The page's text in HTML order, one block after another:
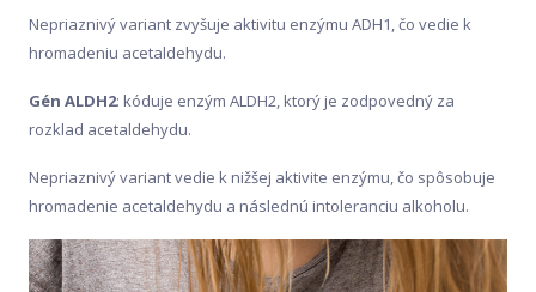
Nepriaznivý variant zvyšuje aktivitu enzýmu ADH1, čo vedie k
hromadeniu acetaldehydu.
Gén ALDH2: kóduje enzým ALDH2, ktorý je zodpovedný za
rozklad acetaldehydu.
Nepriaznivý variant vedie k nižšej aktivite enzýmu, čo spôsobuje
hromadenie acetaldehydu a následnú intoleranciu alkoholu.